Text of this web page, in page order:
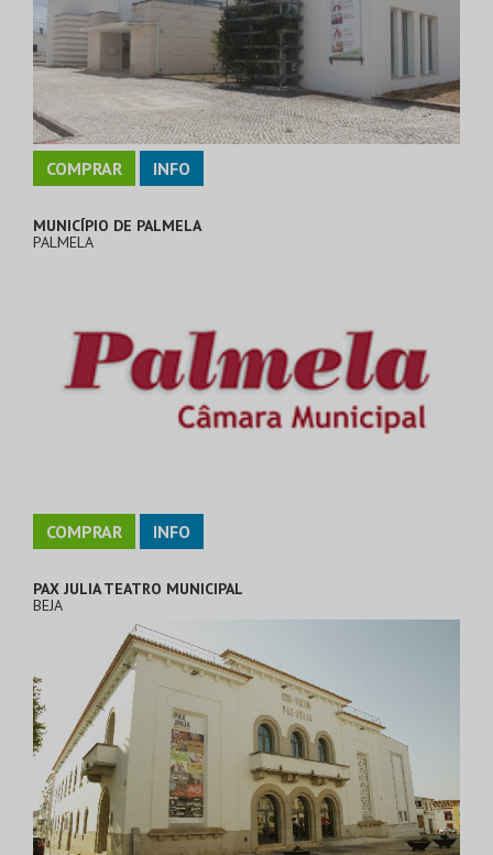
COMPRAR INFO
MUNICÍPIO DE PALMELA
PALMELA
COMPRAR INFO
PAX JULIA TEATRO MUNICIPAL
BEJA